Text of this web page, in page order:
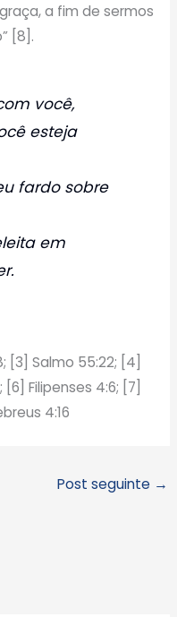
a fim de sermos
[8].
você,
esteja
fardo sobre
em
[3] Salmo 55:22; [4]
Filipenses 4:6; [7]
4:16
Post seguinte →